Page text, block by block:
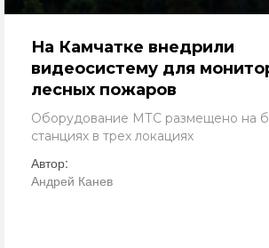
На Камчатке внедрили
видеосистему для
лесных пожаров
Оборудование МТС размещено на
станциях в трех локациях
Автор:
Андрей Канев